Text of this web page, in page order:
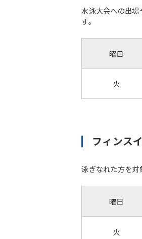
水泳大会への出
す。
曜日
火
フィンス
泳ぎなれた方を対
曜日
火